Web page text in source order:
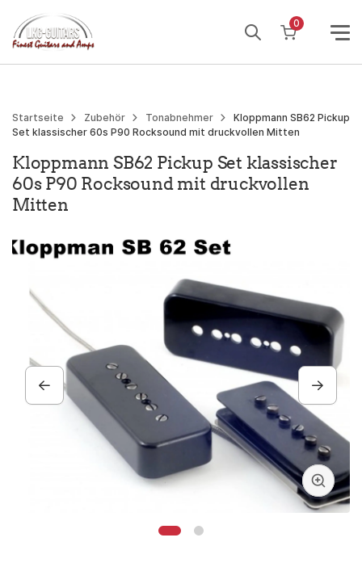
zum
Inhalt
0
Startseite Zubehör Tonabnehmer
Kloppmann SB62 Pickup
Set klassischer 60s P90 Rocksound mit druckvollen Mitten
Kloppmann SB62 Pickup Set klassischer
60s P90 Rocksound mit druckvollen
Mitten